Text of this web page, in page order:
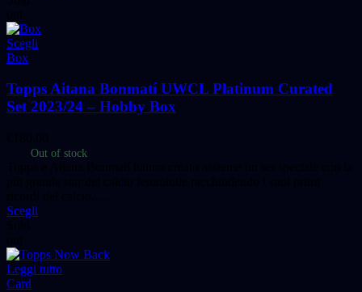
Scegli
Box
Topps Aitana Bonmatí UWCL Platinum Curated
Set 2023/24 – Hobby Box
Out of stock
Scegli
Leggi tutto
Card